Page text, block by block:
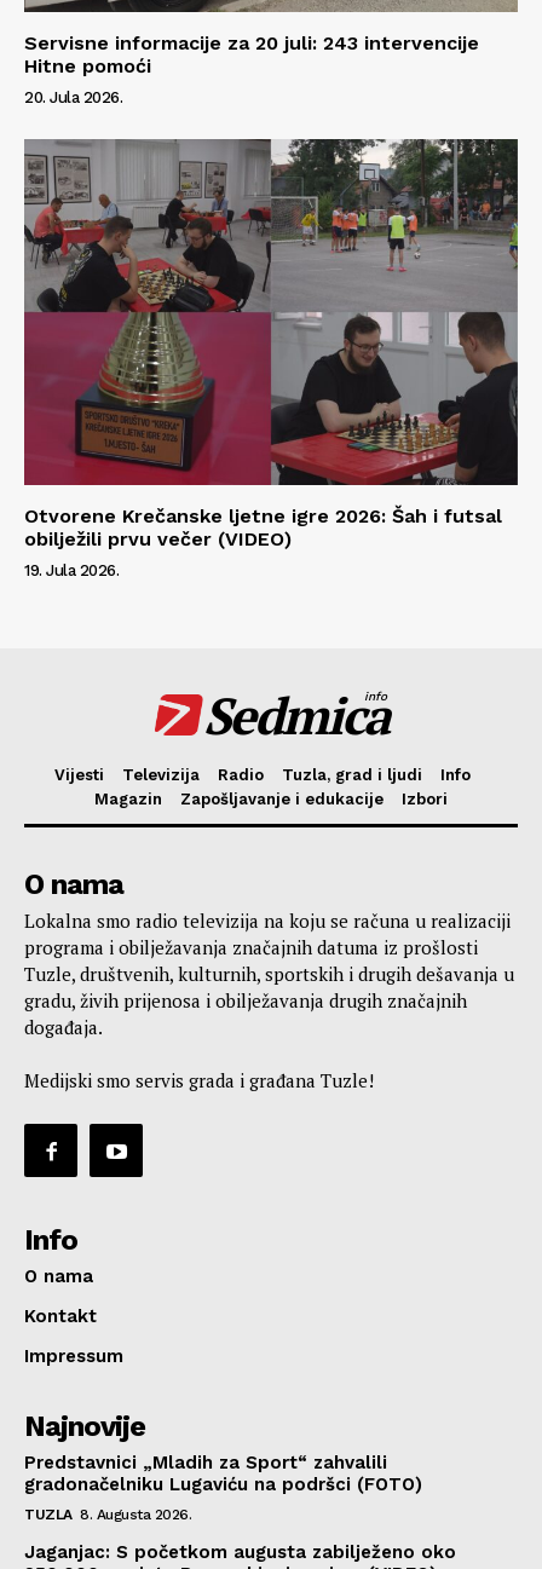
Servisne informacije za 20 juli: 243 intervencije
Hitne pomoći
20. Jula 2026.
Otvorene Krečanske ljetne igre 2026: Šah i futsal
obilježili prvu večer (VIDEO)
19. Jula 2026.
Sedmica
info
Vijesti Televizija Radio Tuzla, grad i ljudi
Info
Magazin
Zapošljavanje i edukacije Izbori
O nama
Lokalna smo radio televizija na koju se računa u realizaciji
programa i obilježavanja značajnih datuma iz prošlosti
Tuzle, društvenih, kulturnih, sportskih i drugih dešavanja u
gradu, živih prijenosa i obilježavanja drugih značajnih
događaja.
Medijski smo servis grada i građana Tuzle!
Info
O nama
Kontakt
Impressum
Najnovije
Predstavnici „Mladih za Sport“ zahvalili
gradonačelniku Lugaviću na podršci (FOTO)
TUZLA 8. Augusta 2026.
Jaganjac: S početkom augusta zabilježeno oko